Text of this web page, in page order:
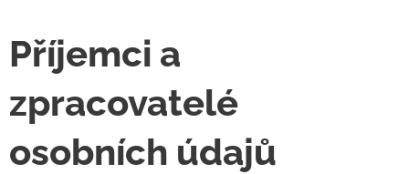
Příjemci a
zpracovatelé
osobních údajů